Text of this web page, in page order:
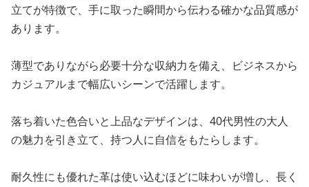
立てが特徴で、手に取った瞬間から伝わる確かな品質感が
あります。
薄型でありながら必要十分な収納力を備え、ビジネスから
カジュアルまで幅広いシーンで活躍します。
落ち着いた色合いと上品なデザインは、40代男性の大人
の魅力を引き立て、持つ人に自信をもたらします。
耐久性にも優れた革は使い込むほどに味わいが増し、長く